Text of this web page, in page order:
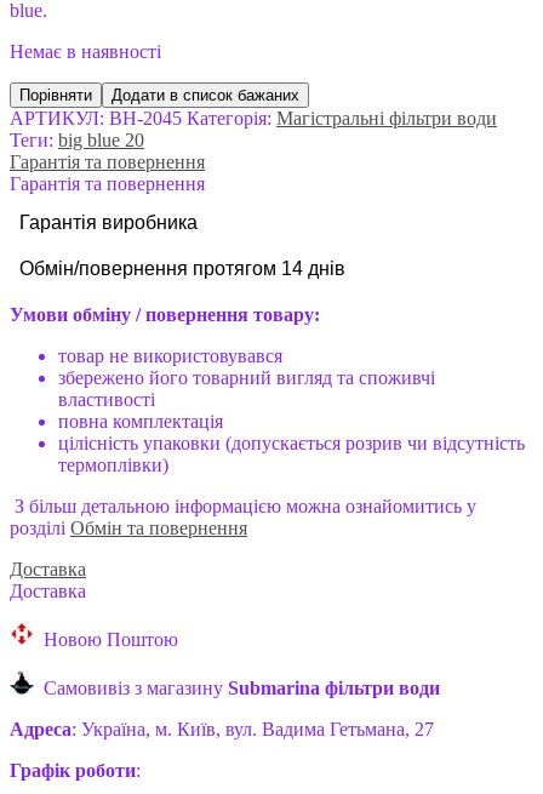
blue.
Немає в наявності
Порівняти Додати в список бажаних
АРТИКУЛ: BH-2045 Категорія: Магістральні фільтри води
Теги: big blue 20
Гарантія та повернення
Гарантія та повернення
Гарантія виробника
Обмін/повернення протягом 14 днів
Умови обміну / повернення товару:
товар не використовувався
збережено його товарний вигляд та споживчі
властивості
повна комплектація
цілісність упаковки (допускається розрив чи відсутність
термоплівки)
З більш детальною інформацією можна ознайомитись у
розділі Обмін та повернення
Доставка
Доставка
Новою Поштою
Самовивіз з магазину Submarina фільтри води
Адреса: Україна, м. Київ, вул. Вадима Гетьмана, 27
Графік роботи: